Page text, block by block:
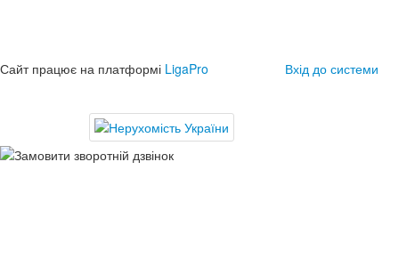
Сайт працює на платформі LigaPro Вхід до системи